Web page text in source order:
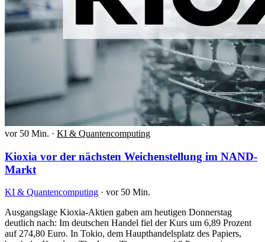
vor 50 Min. · KI & Quantencomputing
Kioxia vor der nächsten Weichenstellung im NAND-
Markt
KI & Quantencomputing · vor 50 Min.
Ausgangslage Kioxia-Aktien gaben am heutigen Donnerstag
deutlich nach: Im deutschen Handel fiel der Kurs um 6,89 Prozent
auf 274,80 Euro. In Tokio, dem Haupthandelsplatz des Papiers,